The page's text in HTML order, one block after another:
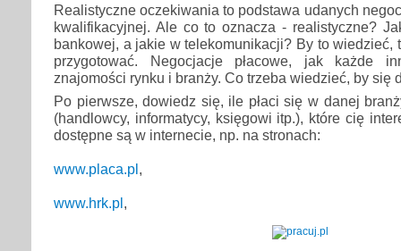
Realistyczne oczekiwania to podstawa udanych
kwalifikacyjnej. Ale co to oznacza - realistyczne?
bankowej, a jakie w telekomunikacji? By to wiedzieć,
przygotować. Negocjacje płacowe, jak każde
znajomości rynku i branży. Co trzeba wiedzieć, by się
Po pierwsze, dowiedz się, ile płaci się w danej
(handlowcy, informatycy, księgowi itp.), które cię
dostępne są w internecie, np. na stronach:
www.placa.pl,
www.hrk.pl,